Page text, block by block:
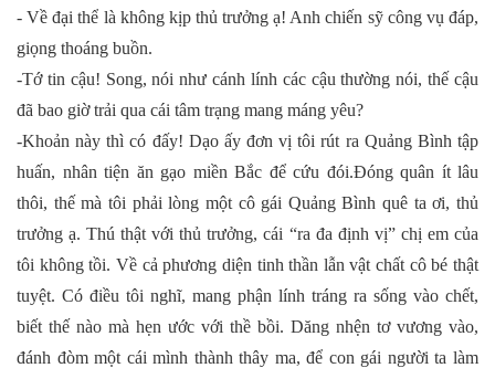
- Về đại thể là không kịp thủ trưởng ạ! Anh chiến sỹ công vụ đáp,
giọng thoáng buồn.
-Tớ tin cậu! Song, nói như cánh lính các cậu thường nói, thế cậu
đã bao giờ trải qua cái tâm trạng mang máng yêu?
-Khoản này thì có đấy! Dạo ấy đơn vị tôi rút ra Quảng Bình tập
huấn, nhân tiện ăn gạo miền Bắc để cứu đói.Đóng quân ít lâu
thôi, thế mà tôi phải lòng một cô gái Quảng Bình quê ta ơi, thủ
trưởng ạ. Thú thật với thủ trưởng, cái “ra đa định vị” chị em của
tôi không tồi. Về cả phương diện tinh thần lẫn vật chất cô bé thật
tuyệt. Có điều tôi nghĩ, mang phận lính tráng ra sống vào chết,
biết thế nào mà hẹn ước với thề bồi. Dăng nhện tơ vương vào,
đánh đòm một cái mình thành thây ma, để con gái người ta làm